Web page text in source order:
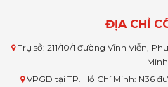
ĐỊA CHỈ
Trụ sở: 211/10/1 đường Vĩnh Viễn,
Minh
VPGD tại TP. Hồ Chí Minh: N36